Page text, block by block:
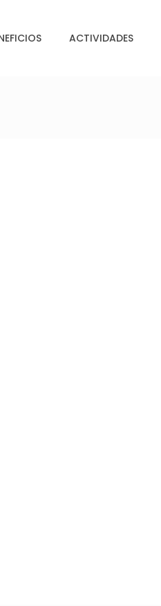
ACTIVIDADES